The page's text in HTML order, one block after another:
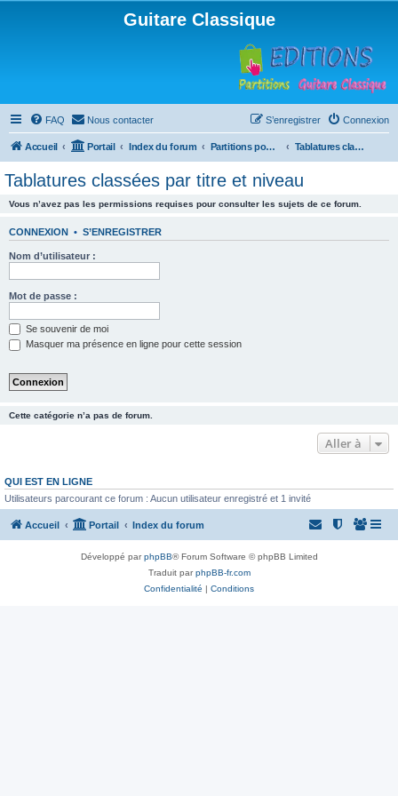
Guitare Classique
FAQ Nous contacter Connexion
S’enregistrer
Accueil Portail Index du forum Partitions pour guitare en libre téléchargement Tablatures classées par titre et niveau
Tablatures classées par titre et niveau
Vous n’avez pas les permissions requises pour consulter les sujets de ce forum.
CONNEXION • S’ENREGISTRER
Nom d’utilisateur :
Mot de passe :
Se souvenir de moi
Masquer ma présence en ligne pour cette session
Cette catégorie n’a pas de forum.
Aller à
QUI EST EN LIGNE
Utilisateurs parcourant ce forum : Aucun utilisateur enregistré et 1 invité
Accueil Portail Index du forum
Développé parphpBB® Forum Software © phpBB Limited
Traduit parphpBB-fr.com
Confidentialité | Conditions